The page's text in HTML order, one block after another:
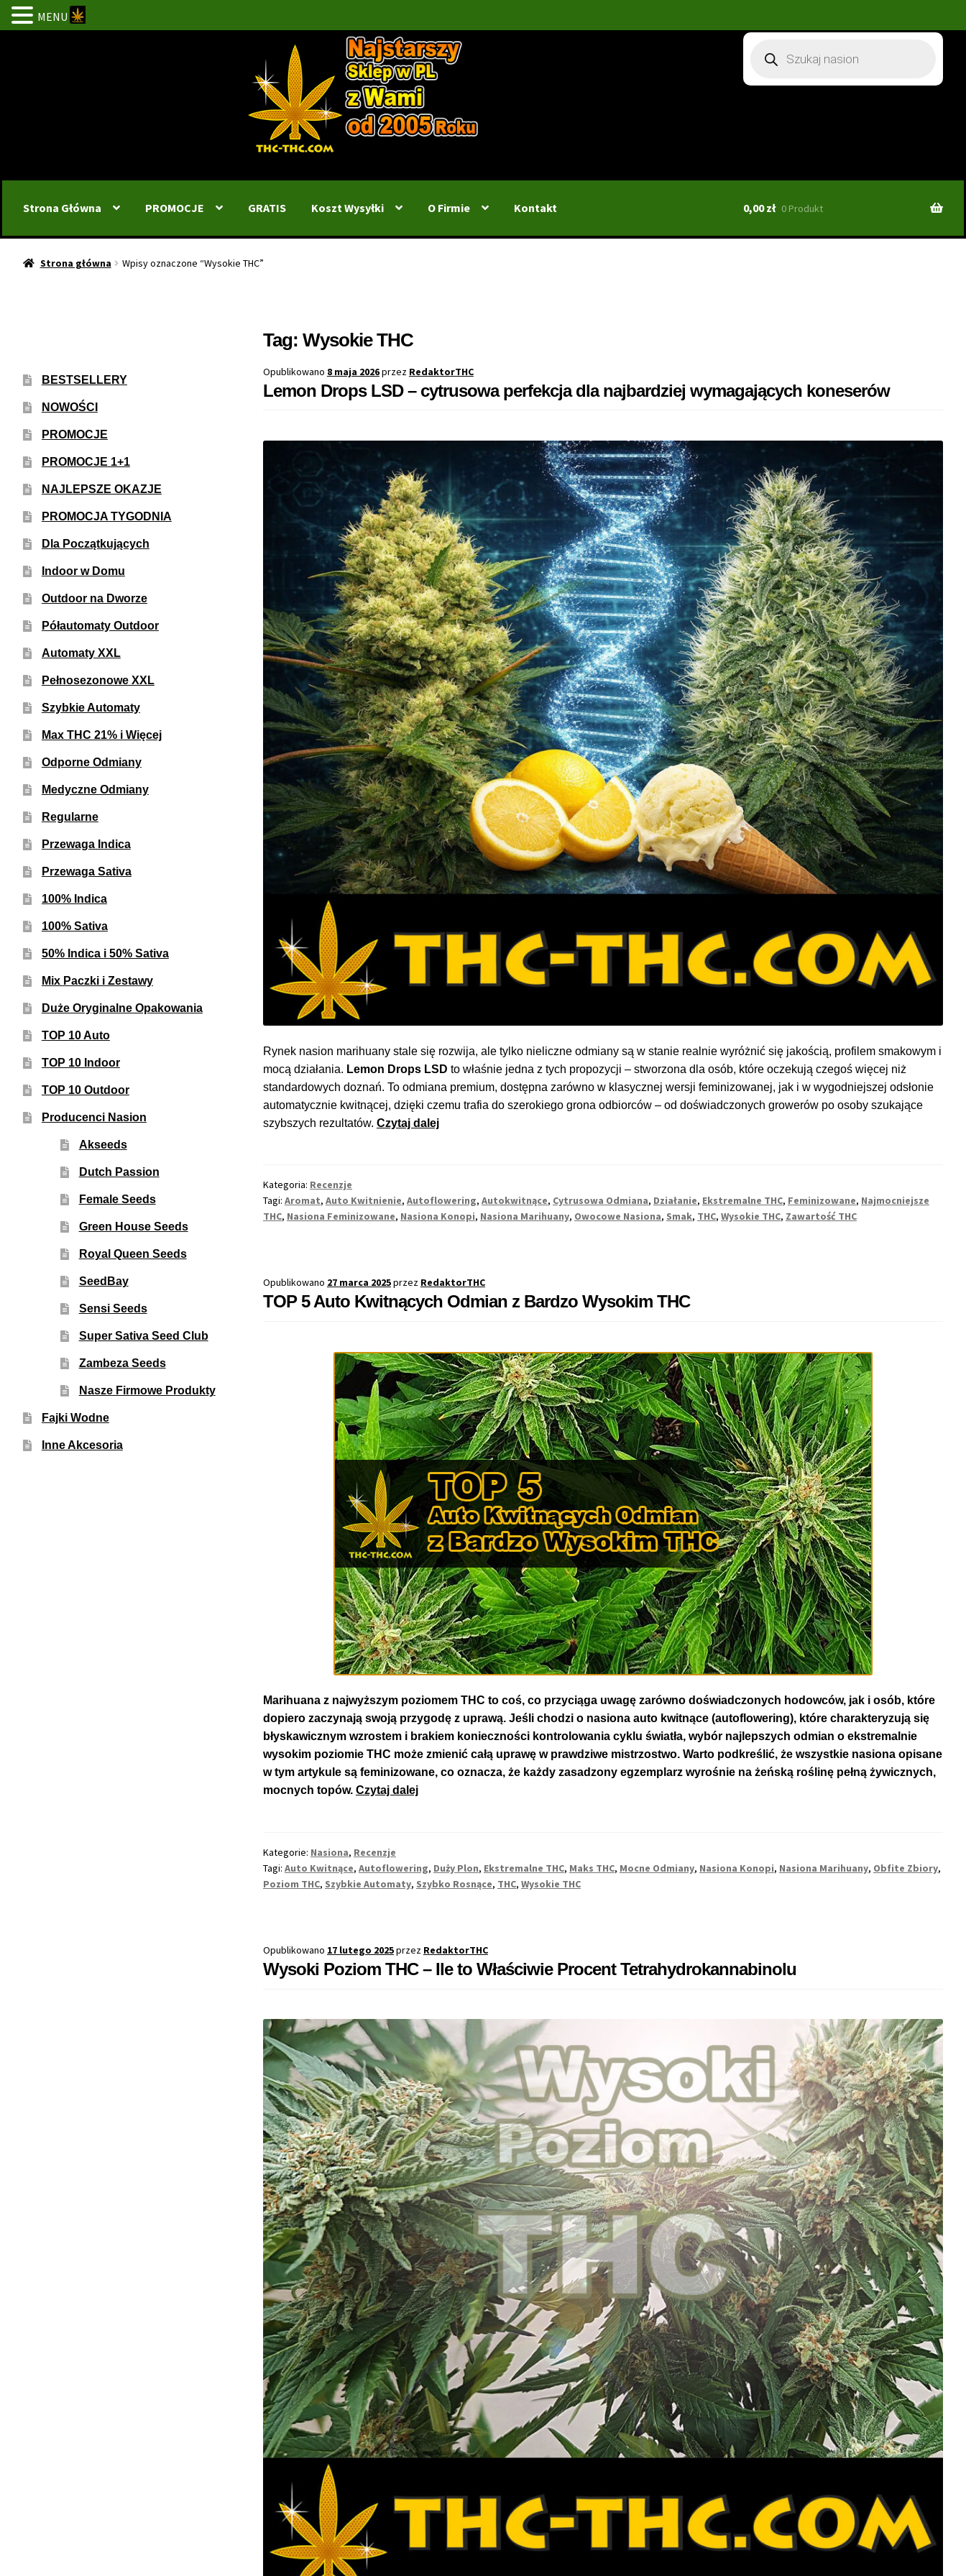
produktów
Strona Główna PROMOCJE GRATIS Koszt Wysyłki O Firmie Kontakt 0,00zł 0 Produkt
Strona główna Wpisy oznaczone “Wysokie THC”
Tag: Wysokie THC
Opublikowano 8 maja 2026przez RedaktorTHC
Lemon Drops LSD – cytrusowa perfekcja dla najbardziej wymagających koneserów
Rynek nasion marihuany stale się rozwija, ale tylko nieliczne odmiany są w stanie realnie wyróżnić się jakością, profilem smakowym i
mocą działania. Lemon Drops LSD to właśnie jedna z tych propozycji – stworzona dla osób, które oczekują czegoś więcej niż
standardowych doznań. To odmiana premium, dostępna zarówno w klasycznej wersji feminizowanej, jak i w wygodniejszej odsłonie
automatycznie kwitnącej, dzięki czemu trafia do szerokiego grona odbiorców – od doświadczonych growerów po osoby szukające
szybszych rezultatów. Czytaj dalejLemon
cytrusowa
perfekcja
koneserów
Kategoria: Recenzje
Tagi: Aromat, Auto Kwitnienie, Autoflowering, Autokwitnące, Cytrusowa Odmiana, Działanie, Ekstremalne THC, Feminizowane, Najmocniejsze
THC, Nasiona Feminizowane, Nasiona Konopi, Nasiona Marihuany, Owocowe Nasiona, Smak, THC, Wysokie THC, Zawartość THC
Opublikowano 27 marca 2025przez RedaktorTHC
TOP 5 Auto Kwitnących Odmian z Bardzo Wysokim THC
Marihuana z najwyższym poziomem THC to coś, co przyciąga uwagę zarówno doświadczonych hodowców, jak i osób, które
dopiero zaczynają swoją przygodę z uprawą. Jeśli chodzi o nasiona auto kwitnące (autoflowering), które charakteryzują się
błyskawicznym wzrostem i brakiem konieczności kontrolowania cyklu światła, wybór najlepszych odmian o ekstremalnie
wysokim poziomie THC może zmienić całą uprawę w prawdziwe mistrzostwo. Warto podkreślić, że wszystkie nasiona opisane
w tym artykule są feminizowane, co oznacza, że każdy zasadzony egzemplarz wyrośnie na żeńską roślinę pełną żywicznych,
mocnych topów. Czytaj dalejTOP
Odmian
z
Kategorie: Nasiona, Recenzje
Tagi: Auto Kwitnące, Autoflowering, Duży Plon, Ekstremalne THC, Maks THC, Mocne Odmiany, Nasiona Konopi, Nasiona Marihuany, Obfite Zbiory,
Poziom THC, Szybkie Automaty, Szybko Rosnące, THC, Wysokie THC
Opublikowano 17 lutego 2025przez RedaktorTHC
Wysoki Poziom THC – Ile to Właściwie Procent Tetrahydrokannabinolu
BESTSELLERY
NOWOŚCI
PROMOCJE
PROMOCJE 1+1
NAJLEPSZE OKAZJE
PROMOCJA TYGODNIA
Dla Początkujących
Indoor w Domu
Outdoor na Dworze
Półautomaty Outdoor
Automaty XXL
Pełnosezonowe XXL
Szybkie Automaty
Max THC 21% i Więcej
Odporne Odmiany
Medyczne Odmiany
Regularne
Przewaga Indica
Przewaga Sativa
100% Indica
100% Sativa
50% Indica i 50% Sativa
Mix Paczki i Zestawy
Duże Oryginalne Opakowania
TOP 10 Auto
TOP 10 Indoor
TOP 10 Outdoor
Producenci Nasion
Akseeds
Dutch Passion
Female Seeds
Green House Seeds
Royal Queen Seeds
SeedBay
Sensi Seeds
Super Sativa Seed Club
Zambeza Seeds
Nasze Firmowe Produkty
Fajki Wodne
Inne Akcesoria
MENU